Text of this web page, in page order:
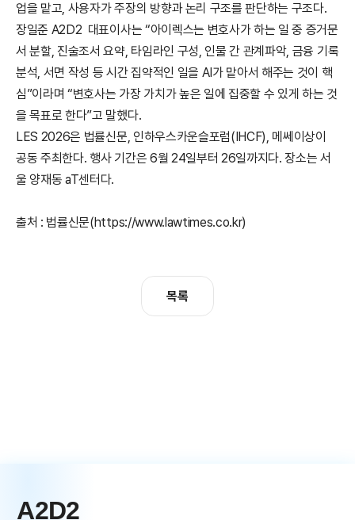
업을 맡고, 사용자가 주장의 방향과 논리 구조를 판단하는 구조다.
장일준 A2D2  대표이사는 “아이렉스는 변호사가 하는 일 중 증거문
서 분할, 진술조서 요약, 타임라인 구성, 인물 간 관계파악, 금융 기록
분석, 서면 작성 등 시간 집약적인 일을 AI가 맡아서 해주는 것이 핵
심”이라며 “변호사는 가장 가치가 높은 일에 집중할 수 있게 하는 것
을 목표로 한다”고 말했다.
LES 2026은 법률신문, 인하우스카운슬포럼(IHCF), 메쎄이상이
공동 주최한다. 행사 기간은 6월 24일부터 26일까지다. 장소는 서
울 양재동 aT센터다.
출처 : 법률신문(https://www.lawtimes.co.kr)
목록
A2D2